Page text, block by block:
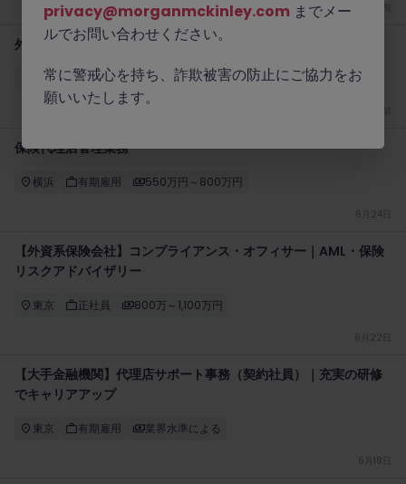
外資系保険会社での内部監査
東京 正社員 業界水準による
保険代理店管理業務
横浜 有期雇用 550万円～800万円
6月24日
【外資系保険会社】コンプライアンス・オフィサー｜AML・保険
リスクアドバイザリー
東京 正社員 800万～1,100万円
6月22日
【大手金融機関】代理店サポート事務（契約社員）｜充実の研修
でキャリアアップ
東京 有期雇用 業界水準による
6月18日
privacy@morganmckinley.com までメー
ルでお問い合わせください。
常に警戒心を持ち、詐欺被害の防止にご協力をお
願いいたします。